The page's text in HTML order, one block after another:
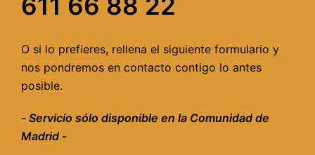
O si lo prefieres, rellena el siguiente formulario y
nos pondremos en contacto contigo lo antes
posible.
- Servicio sólo disponible en la Comunidad de
Madrid -